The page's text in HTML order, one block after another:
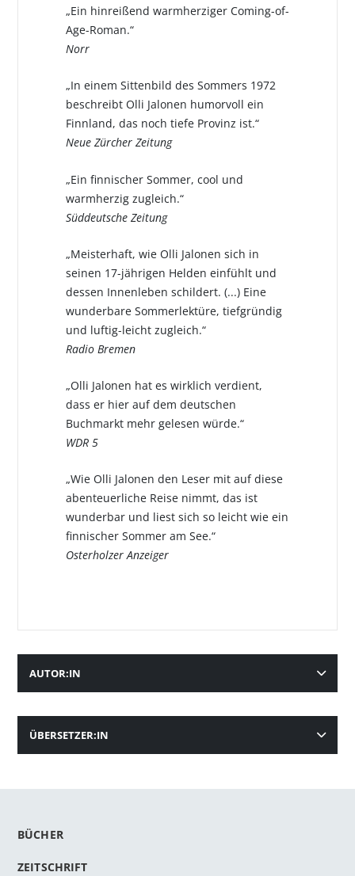
„Ein hinreißend warmherziger Coming-of-
Age-Roman.“
Norr
„In einem Sittenbild des Sommers 1972
beschreibt Olli Jalonen humorvoll ein
Finnland, das noch tiefe Provinz ist.“
Neue Zürcher Zeitung
„Ein finnischer Sommer, cool und
warmherzig zugleich.“
Süddeutsche Zeitung
„Meisterhaft, wie Olli Jalonen sich in
seinen 17-jährigen Helden einfühlt und
dessen Innenleben schildert. (...) Eine
wunderbare Sommerlektüre, tiefgründig
und luftig-leicht zugleich.“
Radio Bremen
„Olli Jalonen hat es wirklich verdient,
dass er hier auf dem deutschen
Buchmarkt mehr gelesen würde.“
WDR 5
„Wie Olli Jalonen den Leser mit auf diese
abenteuerliche Reise nimmt, das ist
wunderbar und liest sich so leicht wie ein
finnischer Sommer am See.“
Osterholzer Anzeiger
AUTOR:IN
ÜBERSETZER:IN
BÜCHER
ZEITSCHRIFT